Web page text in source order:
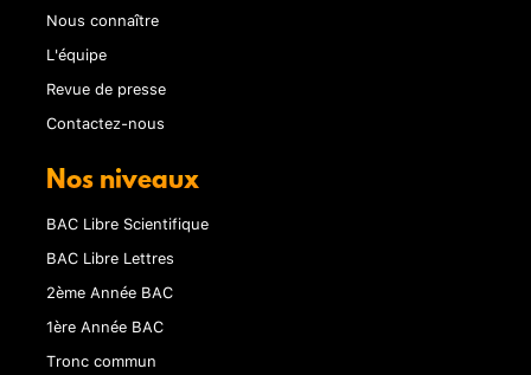
Nous connaître
L'équipe
Revue de presse
Contactez-nous
Nos niveaux
BAC Libre Scientifique
BAC Libre Lettres
2ème Année BAC
1ère Année BAC
Tronc commun